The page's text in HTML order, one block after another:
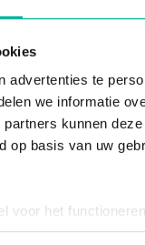
advertenties te
we informatie
kunnen
op basis van uw
voor het
uw
affiliées et
développent,